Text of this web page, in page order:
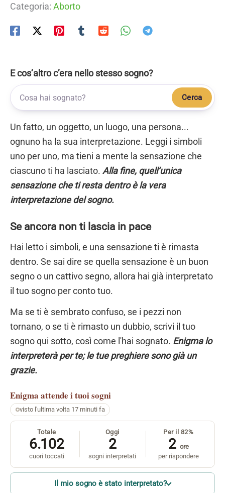
Categoria: Aborto
E cos’altro c’era nello stesso sogno?
Cerca
Un fatto, un oggetto, un luogo, una persona...
ognuno ha la sua interpretazione. Leggi i simboli
uno per uno, ma tieni a mente la sensazione che
ciascuno ti ha lasciato. Alla fine, quell’unica
sensazione che ti resta dentro è la vera
interpretazione del sogno.
Se ancora non ti lascia in pace
Hai letto i simboli, e una sensazione ti è rimasta
dentro. Se sai dire se quella sensazione è un buon
segno o un cattivo segno, allora hai già interpretato
il tuo sogno per conto tuo.
Ma se ti è sembrato confuso, se i pezzi non
tornano, o se ti è rimasto un dubbio, scrivi il tuo
sogno qui sotto, così come l'hai sognato. Enigma lo
interpreterà per te; le tue preghiere sono già un
grazie.
Enigma attende i tuoi sogni
visto l'ultima volta 17 minuti fa
Totale
6.102
cuori toccati
Oggi
2
sogni interpretati
Per il 82%
2 ore
per rispondere
Il mio sogno è stato interpretato?